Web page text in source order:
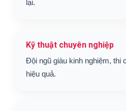
lại.
Kỹ thuật chuyên nghiệp
Đội ngũ giàu kinh nghiệm, thi
hiệu quả.